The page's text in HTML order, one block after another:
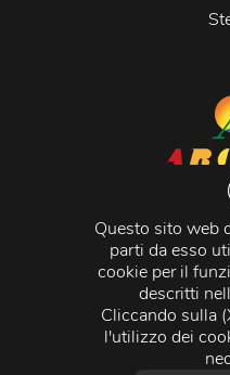
Questo sito web
parti da esso
cookie per il
descritti
Cliccando sulla
l'utilizzo dei
Via Martiri
C.C.I.A.A. -
Registro delle
Fiscale e Partita Iva
Credits:Crea